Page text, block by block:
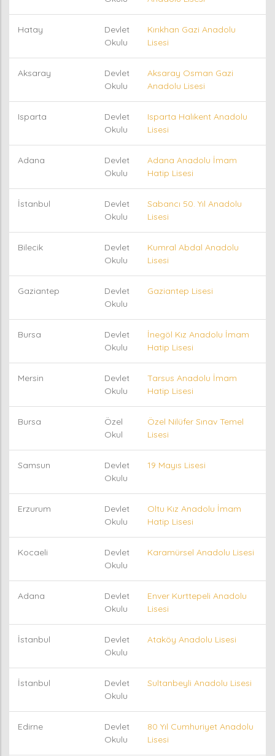
Hatay
Devlet
Okulu
Kırıkhan Gazi Anadolu
Lisesi
Aksaray
Devlet
Okulu
Aksaray Osman Gazi
Anadolu Lisesi
Isparta
Devlet
Okulu
Isparta Halıkent Anadolu
Lisesi
Adana
Devlet
Okulu
Adana Anadolu İmam
Hatip Lisesi
İstanbul
Devlet
Okulu
Sabancı 50. Yıl Anadolu
Lisesi
Bilecik
Devlet
Okulu
Kumral Abdal Anadolu
Lisesi
Gaziantep
Devlet
Okulu
Gaziantep Lisesi
Bursa
Devlet
Okulu
İnegöl Kız Anadolu İmam
Hatip Lisesi
Mersin
Devlet
Okulu
Tarsus Anadolu İmam
Hatip Lisesi
Bursa
Özel
Okul
Özel Nilüfer Sınav Temel
Lisesi
Samsun
Devlet
Okulu
19 Mayıs Lisesi
Erzurum
Devlet
Okulu
Oltu Kız Anadolu İmam
Hatip Lisesi
Kocaeli
Devlet
Okulu
Karamürsel Anadolu Lisesi
Adana
Devlet
Okulu
Enver Kurttepeli Anadolu
Lisesi
İstanbul
Devlet
Okulu
Ataköy Anadolu Lisesi
İstanbul
Devlet
Okulu
Sultanbeyli Anadolu Lisesi
Edirne
Devlet
Okulu
80 Yıl Cumhuriyet Anadolu
Lisesi